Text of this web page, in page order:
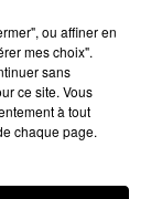
À 08H30
ou affiner en
mes choix".
sans
ce site. Vous
à tout
chaque page.